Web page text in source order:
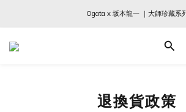
Ogata x 坂本龍一 ｜大師珍藏系
Ogata x 坂本龍一 ｜大師珍藏系
SCHIM｜New In 抗菌香氛噴霧
Ogata x 坂本龍一 ｜大師珍藏系列
退換貨政策